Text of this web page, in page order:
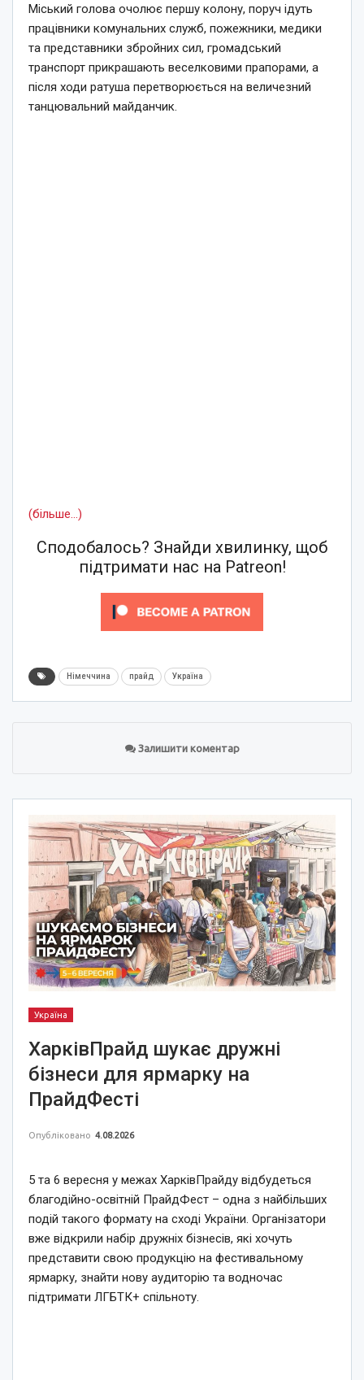
Міський голова очолює першу колону, поруч ідуть
працівники комунальних служб, пожежники, медики
та представники збройних сил, громадський
транспорт прикрашають веселковими прапорами, а
після ходи ратуша перетворюється на величезний
танцювальний майданчик.
(більше…)
Сподобалось? Знайди хвилинку, щоб
підтримати нас на Patreon!
Німеччина прайд Україна
Залишити коментар
Україна
ХарківПрайд шукає дружні
бізнеси для ярмарку на
ПрайдФесті
Опубліковано 4.08.2026
5 та 6 вересня у межах ХарківПрайду відбудеться
благодійно-освітній ПрайдФест – одна з найбільших
подій такого формату на сході України. Організатори
вже відкрили набір дружніх бізнесів, які хочуть
представити свою продукцію на фестивальному
ярмарку, знайти нову аудиторію та водночас
підтримати ЛГБТК+ спільноту.